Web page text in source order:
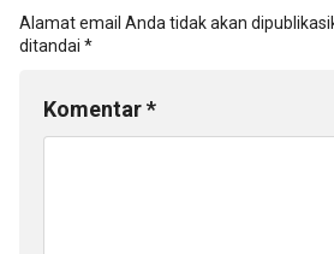
Alamat email Anda tidak akan
ditandai *
Komentar*